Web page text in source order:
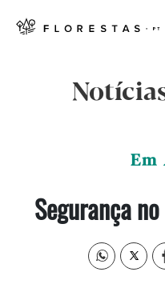
Em
Segurança